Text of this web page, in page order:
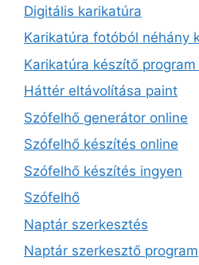
Digitális karikatúra
Karikatúra fotóból néhány
Karikatúra készítő program
Háttér eltávolítása paint
Szófelhő generátor online
Szófelhő készítés online
Szófelhő készítés ingyen
Szófelhő
Naptár szerkesztés
Naptár szerkesztő program